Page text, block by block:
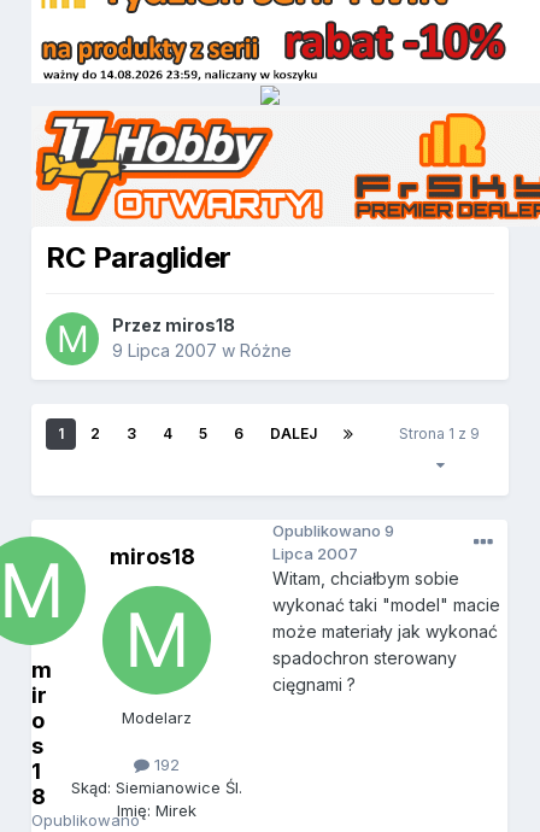
RC Paraglider
Przez miros18
9 Lipca 2007 wRóżne
1 2 3 4 5 6 DALEJ Strona 1 z 9
m
ir
o
s
1
8
Opublikowano
miros18
Modelarz
192
Skąd: Siemianowice Śl.
Imię: Mirek
Opublikowano9
Lipca 2007
Witam, chciałbym sobie
wykonać taki "model" macie
może materiały jak wykonać
spadochron sterowany
cięgnami ?